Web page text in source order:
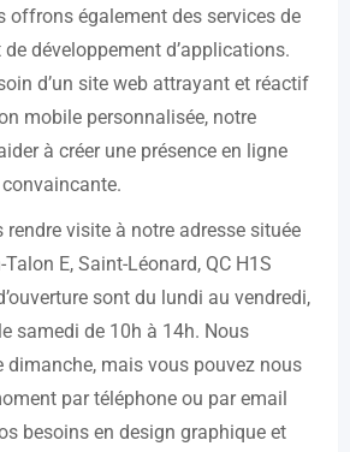
offrons également des services de
développement d’applications.
d’un site web attrayant et réactif
mobile personnalisée, notre
à créer une présence en ligne
visite à notre adresse située
E, Saint-Léonard, QC H1S
sont du lundi au vendredi,
samedi de 10h à 14h. Nous
dimanche, mais vous pouvez nous
par téléphone ou par email
besoins en design graphique et